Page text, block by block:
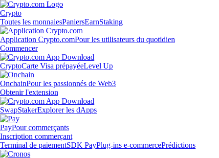
Crypto
Toutes les monnaiesPaniersEarnStaking
Application Crypto.comPour les utilisateurs du quotidien
Commencer
CryptoCarte Visa prépayéeLevel Up
OnchainPour les passionnés de Web3
Obtenir l'extension
SwapStakerExplorer les dApps
PayPour commerçants
Inscription commerçant
Terminal de paiementSDK PayPlug-ins e-commercePrédictions